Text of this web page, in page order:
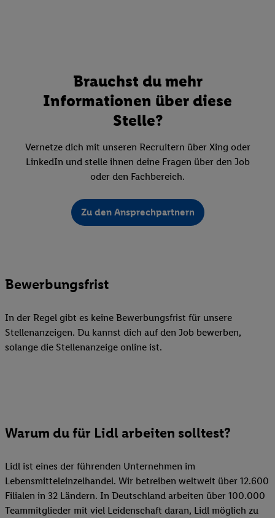
Brauchst du mehr
Informationen über diese
Stelle?
Vernetze dich mit unseren Recruitern über Xing oder
LinkedIn und stelle ihnen deine Fragen über den Job
oder den Fachbereich.
Zu den Ansprechpartnern
Bewerbungsfrist
In der Regel gibt es keine Bewerbungsfrist für unsere
Stellenanzeigen. Du kannst dich auf den Job bewerben,
solange die Stellenanzeige online ist.
Warum du für Lidl arbeiten solltest?
Lidl ist eines der führenden Unternehmen im
Lebensmitteleinzelhandel. Wir betreiben weltweit über 12.600
Filialen in 32 Ländern. In Deutschland arbeiten über 100.000
Teammitglieder mit viel Leidenschaft daran, Lidl möglich zu